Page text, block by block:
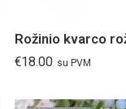
Rožinio kvarco
€18.00 su PVM